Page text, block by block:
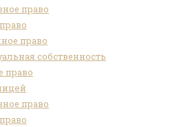
право
право
собственность
право
право